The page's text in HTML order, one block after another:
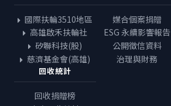
國際扶輪3510地區
高雄啟禾扶輪社
矽聯科技(股)
慈濟基金會(高雄)
媒合個案捐贈
ESG 永續影響報告
公開徵信資料
治理與財務
回收統計
回收捐贈榜